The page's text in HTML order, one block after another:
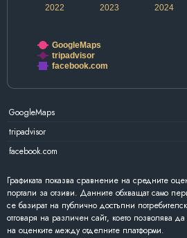
2022 2024
2023
GoogleMaps
tripadvisor
facebook.com
GoogleMaps
tripadvisor
facebook.com
Графиката показва сравнение на средните
портали за отзиви. Данните обхващат само
се базират на публично достъпни
отговаря на различен сайт, което позволява
на оценките между отделните платформи.